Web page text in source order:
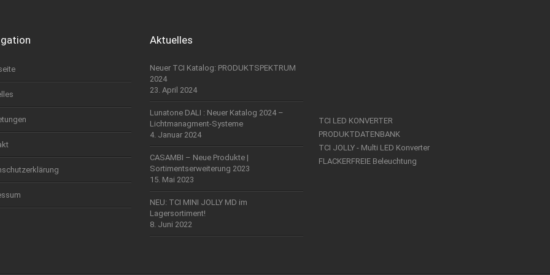
Aktuelles
Neuer TCI Katalog: PRODUKTSPEKTRUM
2024
23. April 2024
Lunatone DALI : Neuer Katalog 2024 –
Lichtmanagment-Systeme
4. Januar 2024
CASAMBI – Neue Produkte |
Sortimentserweiterung 2023
15. Mai 2023
NEU: TCI MINI JOLLY MD im
Lagersortiment!
8. Juni 2022
TCI LED KONVERTER
PRODUKTDATENBANK
TCI JOLLY - Multi LED Konverter
FLACKERFREIE Beleuchtung